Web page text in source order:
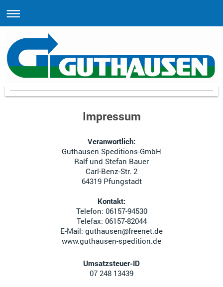
Impressum
Veranwortlich:
Guthausen Speditions-GmbH
Ralf und Stefan Bauer
Carl-Benz-Str. 2
64319 Pfungstadt
Kontakt:
Telefon: 06157-94530
Telefax: 06157-82044
E-Mail: guthausen@freenet.de
www.guthausen-spedition.de
Umsatzsteuer-ID
07 248 13439